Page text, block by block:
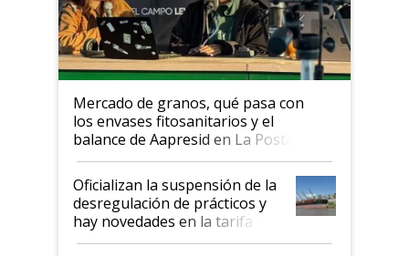
Mercado de granos, qué pasa con
los envases fitosanitarios y el
balance de Aapresid en La Posta
Oficializan la suspensión de la
desregulación de prácticos y
hay novedades en la tarifa de
la hidrovía